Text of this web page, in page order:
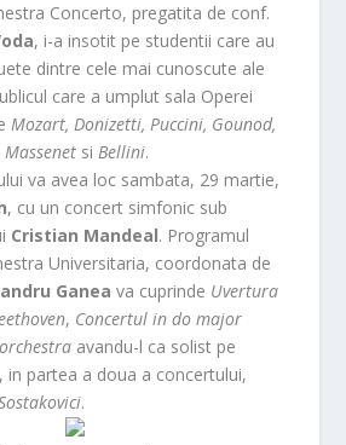
Concerto, pregatita de conf.
, i-a insotit pe studentii care au
dintre cele mai cunoscute ale
care a umplut sala Operei
Mozart, Donizetti, Puccini, Gounod,
Massenet siBellini.
va avea loc sambata, 29 martie,
, cu un concert simfonic sub
Cristian Mandeal. Programul
Universitaria, coordonata de
Ganea va cuprinde Uvertura
, Concertul in do major
avandu-l ca solist pe
in partea a doua a concertului,
.